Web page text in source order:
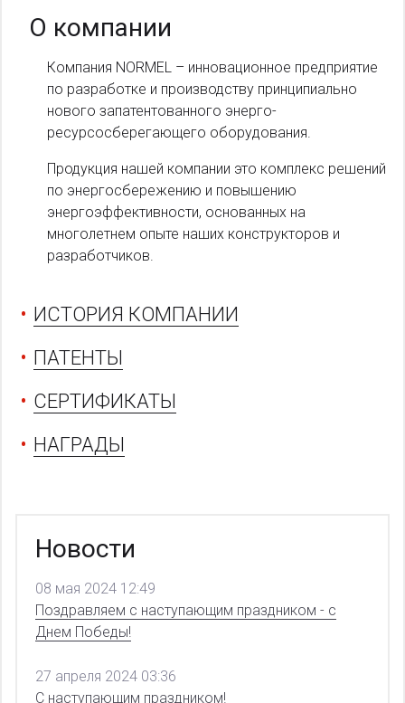
О компании
Компания NORMEL – инновационное предприятие
по разработке и производству принципиально
нового запатентованного энерго-
ресурсосберегающего оборудования.
Продукция нашей компании это комплекс решений
по энергосбережению и повышению
энергоэффективности, основанных на
многолетнем опыте наших конструкторов и
разработчиков.
ИСТОРИЯ КОМПАНИИ
ПАТЕНТЫ
СЕРТИФИКАТЫ
НАГРАДЫ
Новости
08 мая 2024 12:49
Поздравляем с наступающим праздником - с
Днем Победы!
27 апреля 2024 03:36
С наступающим праздником!